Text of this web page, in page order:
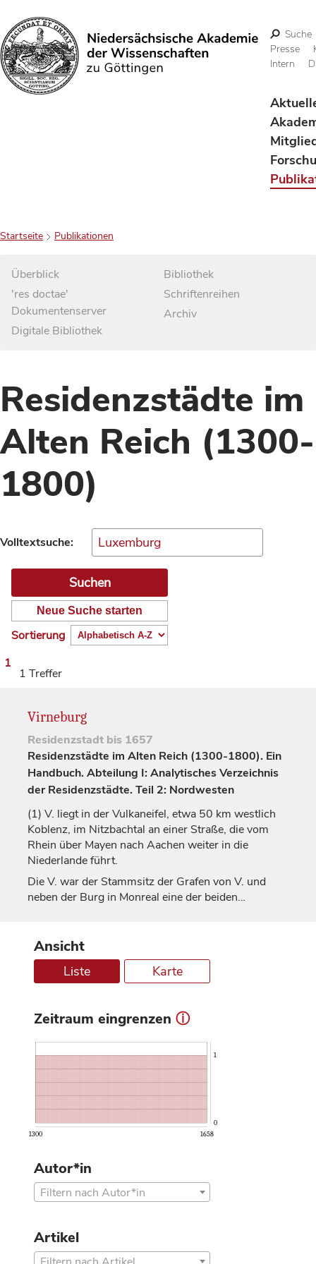
Suchen
Suche
Presse
Intern
Startseite Publikationen
Überblick
'res doctae'
Dokumentenserver
Digitale Bibliothek
Bibliothek
Schriftenreihen
Archiv
Residenzstädte im
Alten Reich (1300-
1800)
Volltextsuche:
Neue Suche starten
Sortierung
1
1 Treffer
Virneburg
Residenzstadt bis 1657
Residenzstädte im Alten Reich (1300-1800). Ein
Handbuch. Abteilung I: Analytisches Verzeichnis
der Residenzstädte. Teil 2: Nordwesten
(1) V. liegt in der Vulkaneifel, etwa 50 km westlich
Koblenz, im Nitzbachtal an einer Straße, die vom
Rhein über Mayen nach Aachen weiter in die
Niederlande führt.
Die V. war der Stammsitz der Grafen von V. und
neben der Burg in Monreal eine der beiden…
Ansicht
Liste Karte
Zeitraum eingrenzen ⓘ
1300 1658
0
1
Autor*in
Filtern nach Autor*in
Artikel